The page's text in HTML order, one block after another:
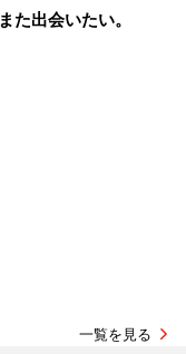
た出会いたい。
一覧を見る